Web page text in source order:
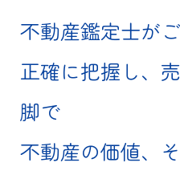
不動産鑑定士が
正確に把握し、
脚で
不動産の価値、